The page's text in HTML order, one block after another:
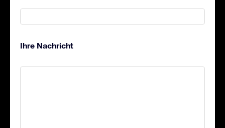
Ihre Nachricht